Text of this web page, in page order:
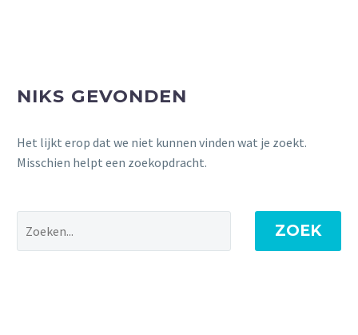
NIKS GEVONDEN
Het lijkt erop dat we niet kunnen vinden wat je zoekt.
Misschien helpt een zoekopdracht.
ZOEK